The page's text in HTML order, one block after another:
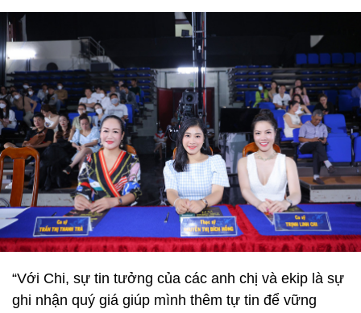
“Với Chi, sự tin tưởng của các anh chị và ekip là sự
ghi nhận quý giá giúp mình thêm tự tin để vững